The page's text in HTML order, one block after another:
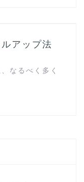
アップ法
なるべく多く